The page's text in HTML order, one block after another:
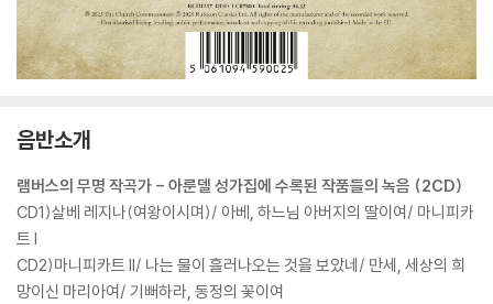
음반소개
램버스의 무명 작곡가 - 아룬델 성가집에 수록된 작품들의 녹음 (2CD)
CD1)살베 레지나(여왕이시며)/ 아베, 하느님 아버지의 딸이여/ 마니피카
트 I
CD2)마니피카트 II/ 나는 물이 흘러나오는 것을 보았네/ 만세, 세상의 희
망이신 마리아여/ 기뻐하라, 동정의 꽃이여